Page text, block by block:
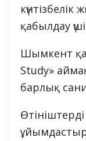
қабылдау
Шымкент
Study»
барлық